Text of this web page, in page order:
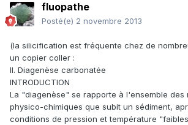
fluopathe
Posté(e) 2 novembre 2013
(la silicification est fréquente chez de
un copier coller :
II. Diagenèse carbonatée
INTRODUCTION
La "diagenèse" se rapporte à l'ensemble des
physico-chimiques que subit un sédiment,
conditions de pression et température